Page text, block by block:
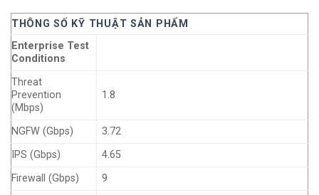
THÔNG SỐ KỸ THUẬT SẢN PHẨM
Enterprise Test
Conditions
Threat
Prevention
(Mbps)
1.8
NGFW (Gbps)
3.72
IPS (Gbps)
4.65
Firewall (Gbps)
9